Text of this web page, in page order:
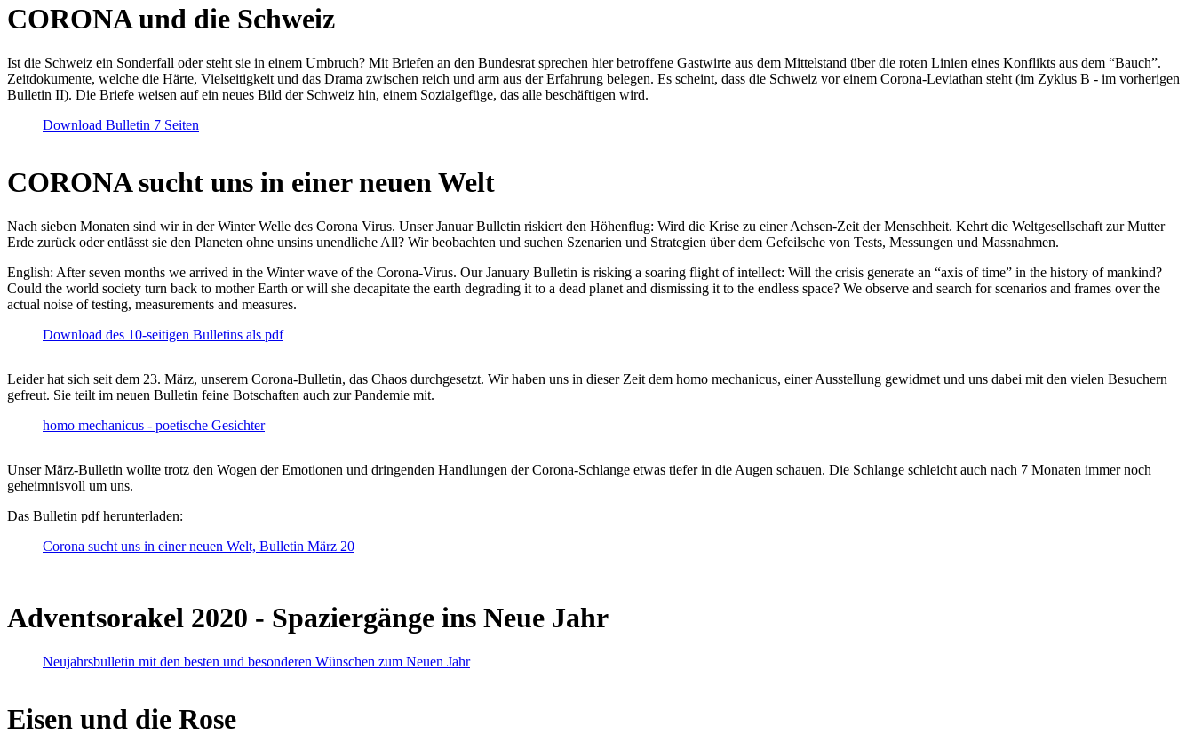
CORONA und die Schweiz
Ist die Schweiz ein Sonderfall oder steht sie in einem Umbruch? Mit Briefen an den Bundesrat sprechen hier betroffene Gastwirte aus dem Mittelstand über die roten Linien eines Konflikts aus dem “Bauch”.
Zeitdokumente, welche die Härte, Vielseitigkeit und das Drama zwischen reich und arm aus der Erfahrung belegen. Es scheint, dass die Schweiz vor einem Corona-Leviathan steht (im Zyklus B - im vorherigen
Bulletin II). Die Briefe weisen auf ein neues Bild der Schweiz hin, einem Sozialgefüge, das alle beschäftigen wird.
Download Bulletin 7 Seiten
CORONA sucht uns in einer neuen Welt
Nach sieben Monaten sind wir in der Winter Welle des Corona Virus. Unser Januar Bulletin riskiert den Höhenflug: Wird die Krise zu einer Achsen-Zeit der Menschheit. Kehrt die Weltgesellschaft zur Mutter
Erde zurück oder entlässt sie den Planeten ohne unsins unendliche All? Wir beobachten und suchen Szenarien und Strategien über dem Gefeilsche von Tests, Messungen und Massnahmen.
English: After seven months we arrived in the Winter wave of the Corona-Virus. Our January Bulletin is risking a soaring flight of intellect: Will the crisis generate an “axis of time” in the history of mankind?
Could the world society turn back to mother Earth or will she decapitate the earth degrading it to a dead planet and dismissing it to the endless space? We observe and search for scenarios and frames over the
actual noise of testing, measurements and measures.
Download des 10-seitigen Bulletins als pdf
Leider hat sich seit dem 23. März, unserem Corona-Bulletin, das Chaos durchgesetzt. Wir haben uns in dieser Zeit dem homo mechanicus, einer Ausstellung gewidmet und uns dabei mit den vielen Besuchern
gefreut. Sie teilt im neuen Bulletin feine Botschaften auch zur Pandemie mit.
homo mechanicus - poetische Gesichter
Unser März-Bulletin wollte trotz den Wogen der Emotionen und dringenden Handlungen der Corona-Schlange etwas tiefer in die Augen schauen. Die Schlange schleicht auch nach 7 Monaten immer noch
geheimnisvoll um uns.
Das Bulletin pdf herunterladen:
Corona sucht uns in einer neuen Welt, Bulletin März 20
Adventsorakel 2020 - Spaziergänge ins Neue Jahr
Neujahrsbulletin mit den besten und besonderen Wünschen zum Neuen Jahr
Eisen und die Rose